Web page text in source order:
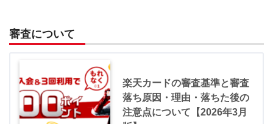
審査について
楽天カードの審査基準と審査
落ち原因・理由・落ちた後の
注意点について【2026年3月